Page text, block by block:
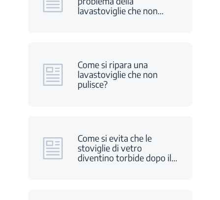
lavastoviglie che non…
Come si ripara una
lavastoviglie che non
pulisce?
Come si evita che le
stoviglie di vetro
diventino torbide dopo il…